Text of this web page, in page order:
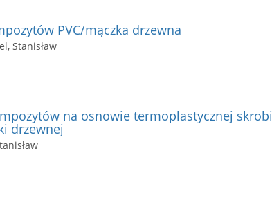
PVC/mączka drzewna
Stanisław
na osnowie termoplastycznej skrobi
drzewnej